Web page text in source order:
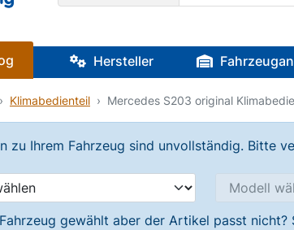
Hersteller
Klimabedienteil Mercedes S203 original
zu Ihrem Fahrzeug sind unvollständig. Bitte
gewählt aber der Artikel passt